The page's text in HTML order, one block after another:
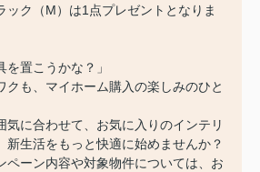
ック（M）は1点プレゼントとなりま
を置こうかな？」
クも、マイホーム購入の楽しみのひと
気に合わせて、お気に入りのインテリ
新生活をもっと快適に始めませんか？
ペーン内容や対象物件については、お